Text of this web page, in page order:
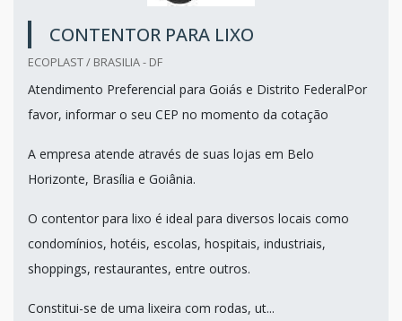
CONTENTOR PARA LIXO
ECOPLAST / BRASILIA - DF
Atendimento Preferencial para Goiás e Distrito FederalPor
favor, informar o seu CEP no momento da cotação
A empresa atende através de suas lojas em Belo
Horizonte, Brasília e Goiânia.
O contentor para lixo é ideal para diversos locais como
condomínios, hotéis, escolas, hospitais, industriais,
shoppings, restaurantes, entre outros.
Constitui-se de uma lixeira com rodas, ut...